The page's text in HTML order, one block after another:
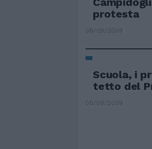
protesta
06/09/2009
Scuola, i
tetto del
06/09/2009